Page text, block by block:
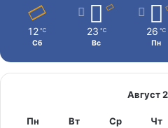
12 ℃
Сб
23 ℃
Вс
26 ℃
Пн
Август
Пн Вт Ср Чт